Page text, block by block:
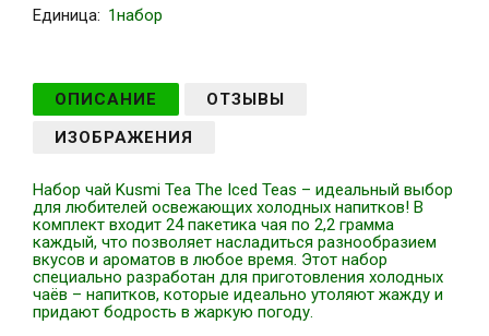
Единица: 1набор
ОПИСАНИЕ
ОТЗЫВЫ
ИЗОБРАЖЕНИЯ
Набор чай Kusmi Tea The Iced Teas – идеальный выбор
для любителей освежающих холодных напитков! В
комплект входит 24 пакетика чая по 2,2 грамма
каждый, что позволяет насладиться разнообразием
вкусов и ароматов в любое время. Этот набор
специально разработан для приготовления холодных
чаёв – напитков, которые идеально утоляют жажду и
придают бодрость в жаркую погоду.